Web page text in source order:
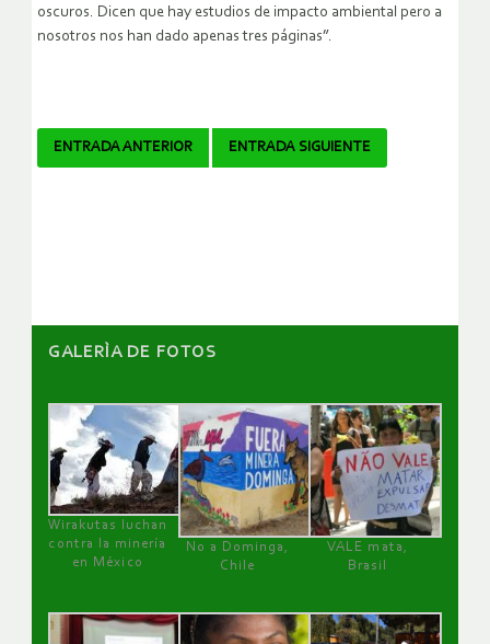
oscuros. Dicen que hay estudios de impacto ambiental pero a
nosotros nos han dado apenas tres páginas”.
Navegador
ENTRADA ANTERIOR ENTRADA SIGUIENTE
GALERÌA DE FOTOS
Wirakutas luchan
contra la minería
en México
No a Dominga,
Chile
VALE mata,
Brasil